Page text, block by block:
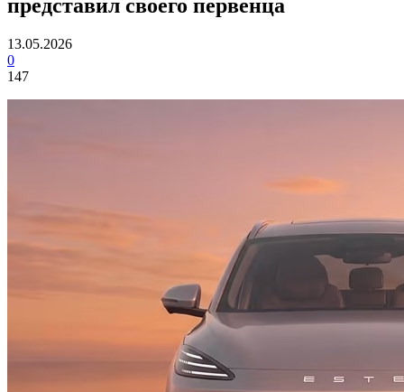
представил своего первенца
13.05.2026
0
147